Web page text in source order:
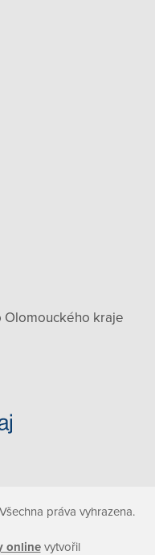
Olomouckého kraje
práva vyhrazena.
onlinevytvořil